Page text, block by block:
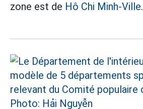
zone est de Hô Chi Minh-Ville.